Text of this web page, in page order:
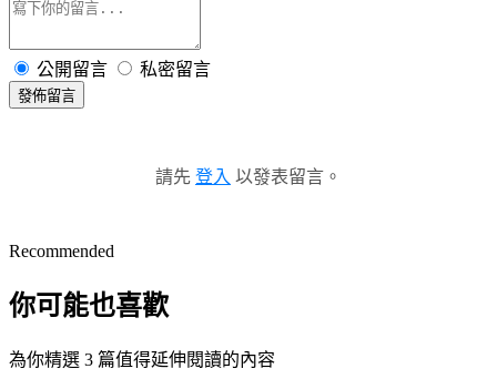
公開留言 私密留言
發佈留言
請先 登入 以發表留言。
Recommended
你可能也喜歡
為你精選 3 篇值得延伸閱讀的內容